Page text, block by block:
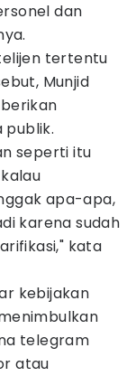
dan
tertentu
Munjid
publik.
seperti itu
apa-apa,
karena sudah
kata
kebijakan
telegram
atau